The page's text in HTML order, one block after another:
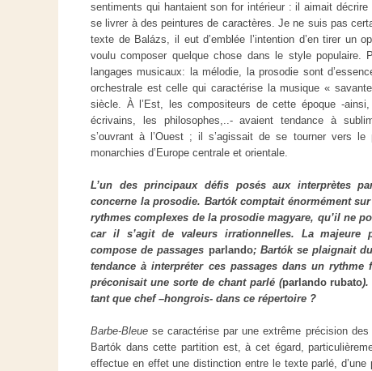
sentiments qui hantaient son for intérieur : il aimait
se livrer à des peintures de caractères. Je ne suis pas
texte de Balázs, il eut d’emblée l’intention d’en tirer un
voulu composer quelque chose dans le style populaire.
langages musicaux: la mélodie, la prosodie sont
orchestrale est celle qui caractérise la musique «
siècle. À l’Est, les compositeurs de cette époque -
écrivains, les philosophes,..- avaient tendance à
s’ouvrant à l’Ouest ; il s’agissait de se tourner vers
monarchies d’Europe centrale et orientale.
L’un des principaux défis posés aux interprètes
concerne la prosodie. Bartók comptait énormément
rythmes complexes de la prosodie magyare, qu’il ne
car il s’agit de valeurs irrationnelles. La majeure
compose de passages parlando; Bartók se plaignait
tendance à interpréter ces passages dans un rythme
préconisait une sorte de chant parlé (parlando rubato).
tant que chef –hongrois- dans ce répertoire ?
Barbe-Bleue se caractérise par une extrême précision
Bartók dans cette partition est, à cet égard,
effectue en effet une distinction entre le texte parlé,